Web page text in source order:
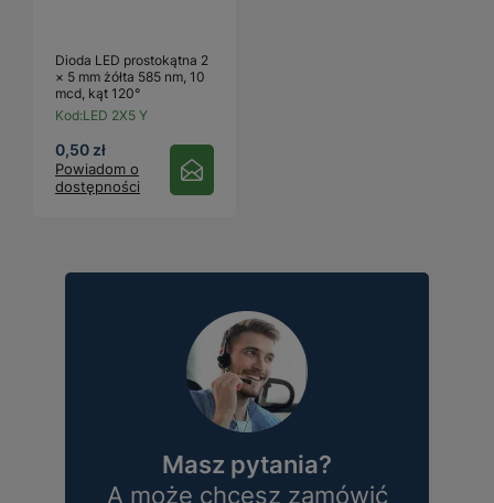
Dioda LED prostokątna 2
× 5 mm żółta 585 nm, 10
mcd, kąt 120°
Kod:LED 2X5 Y
0,50 zł
Powiadom o
dostępności
Masz pytania?
A może chcesz zamówić